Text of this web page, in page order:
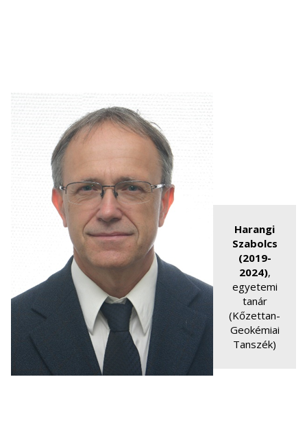
Harangi
Szabolcs
(2019-
2024),
egyetemi
tanár
(Kőzettan-
Geokémiai
Tanszék)